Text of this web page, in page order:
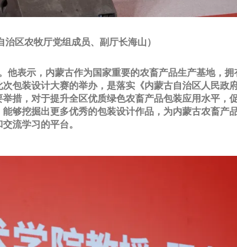
治区农牧厅党组成员、副厅长海山）
他表示，内蒙古作为国家重要的农畜产品生产基地，
包装设计大赛的举办，是落实《内蒙古自治区人民政
措，对于提升全区优质绿色农畜产品包装应用水平，
够挖掘出更多优秀的包装设计作品，为内蒙古农畜产
流学习的平台。